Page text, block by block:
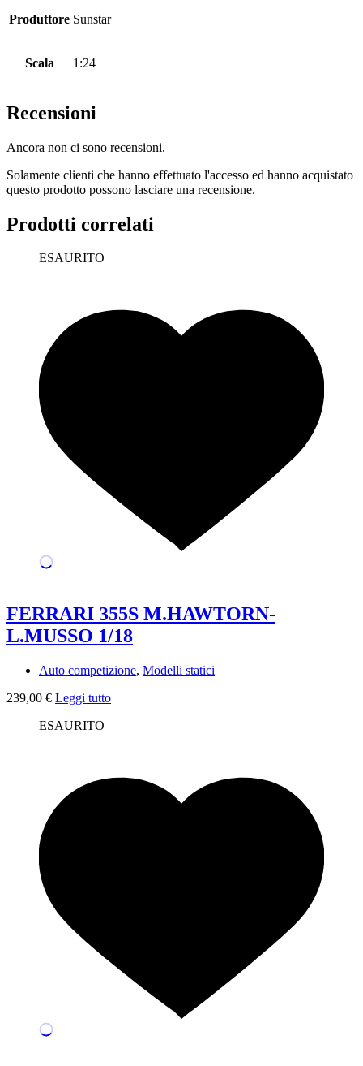
Produttore Sunstar
Scala 1:24
Recensioni
Ancora non ci sono recensioni.
Solamente clienti che hanno effettuato l'accesso ed hanno acquistato
questo prodotto possono lasciare una recensione.
Prodotti correlati
ESAURITO
FERRARI 355S M.HAWTORN-
L.MUSSO 1/18
Auto competizione, Modelli statici
239,00 € Leggi tutto
ESAURITO